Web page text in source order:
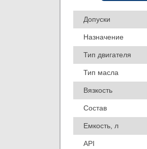
Допуски
Назначение
Тип двигателя
Тип масла
Вязкость
Состав
Емкость, л
API